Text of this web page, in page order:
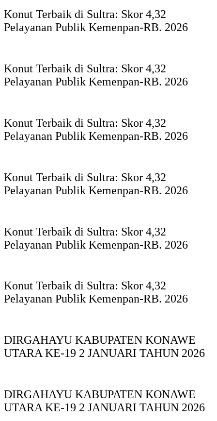
Konut Terbaik di Sultra: Skor 4,32
Pelayanan Publik Kemenpan-RB. 2026
Konut Terbaik di Sultra: Skor 4,32
Pelayanan Publik Kemenpan-RB. 2026
Konut Terbaik di Sultra: Skor 4,32
Pelayanan Publik Kemenpan-RB. 2026
Konut Terbaik di Sultra: Skor 4,32
Pelayanan Publik Kemenpan-RB. 2026
Konut Terbaik di Sultra: Skor 4,32
Pelayanan Publik Kemenpan-RB. 2026
Konut Terbaik di Sultra: Skor 4,32
Pelayanan Publik Kemenpan-RB. 2026
DIRGAHAYU KABUPATEN KONAWE
UTARA KE-19 2 JANUARI TAHUN 2026
DIRGAHAYU KABUPATEN KONAWE
UTARA KE-19 2 JANUARI TAHUN 2026